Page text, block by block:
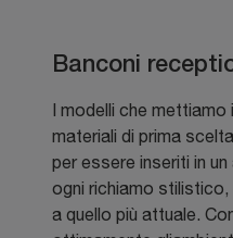
Banconi
I modelli che
materiali di prima
per essere inseriti in
ogni richiamo stilistico,
a quello più attuale.